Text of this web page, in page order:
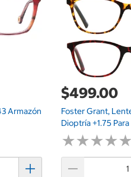
Armazón
$499.00
Foster Grant,
Dioptría +1.75
★★★★★
★★★★★